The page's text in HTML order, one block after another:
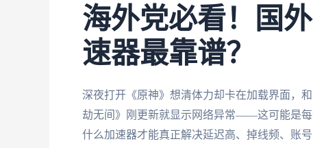
海外党必看！国
速器最靠谱？
深夜打开《原神》想清体力却卡在加载界面，
劫无间》刚更新就显示网络异常——这可能是
什么加速器才能真正解决延迟高、掉线频、账